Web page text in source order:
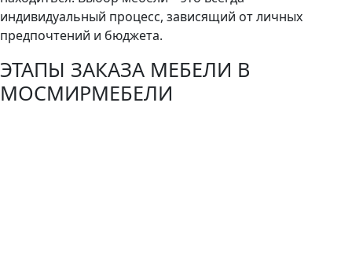
индивидуальный процесс, зависящий от личных
предпочтений и бюджета.
ЭТАПЫ ЗАКАЗА МЕБЕЛИ В
МОСМИРМЕБЕЛИ